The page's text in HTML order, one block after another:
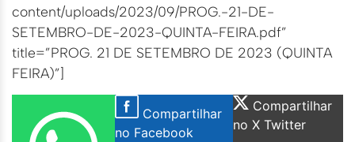
content/uploads/2023/09/PROG.-21-DE-
SETEMBRO-DE-2023-QUINTA-FEIRA.pdf”
title=”PROG. 21 DE SETEMBRO DE 2023 (QUINTA
FEIRA)”]
Compartilhar
no Facebook
Compartilhar
no X Twitter